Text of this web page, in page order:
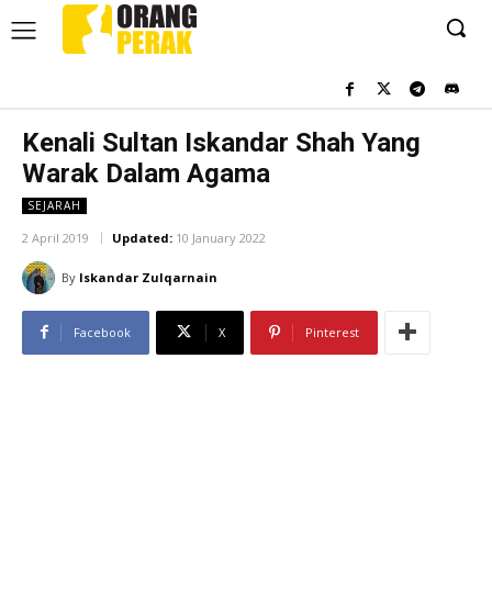
Kenali Sultan Iskandar Shah Yang
Warak Dalam Agama
SEJARAH
2 April 2019 Updated: 10 January 2022
By Iskandar Zulqarnain
Facebook X Pinterest